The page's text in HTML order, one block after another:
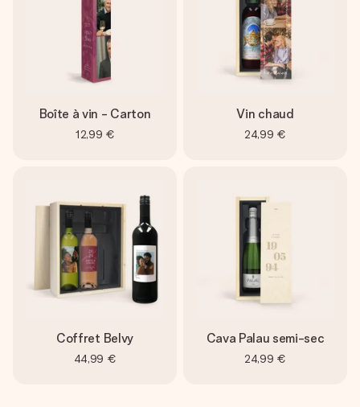
Boîte à vin - Carton
12,99 €
Vin chaud
24,99 €
Coffret Belvy
44,99 €
Cava Palau semi-sec
24,99 €